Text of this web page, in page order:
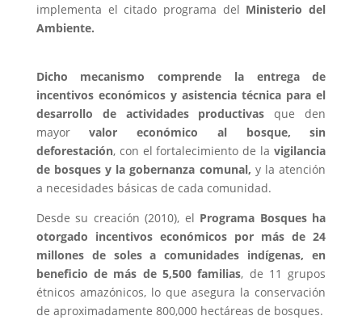
implementa el citado programa del Ministerio del
Ambiente.
Dicho mecanismo comprende la entrega de
incentivos económicos y asistencia técnica para el
desarrollo de actividades productivas que den
mayorvalor económico al bosque, sin
deforestación, con el fortalecimiento de la vigilancia
de bosques y la gobernanza comunal, y la atención
a necesidades básicas de cada comunidad.
Desde su creación (2010), el Programa Bosques ha
otorgado incentivos económicos por más de 24
millones de soles a comunidades indígenas, en
beneficio de más de 5,500 familias, de 11 grupos
étnicos amazónicos, lo que asegura la conservación
de aproximadamente 800,000 hectáreas de bosques.